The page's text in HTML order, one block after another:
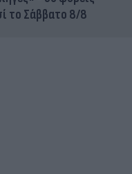
το Σάββατο 8/8